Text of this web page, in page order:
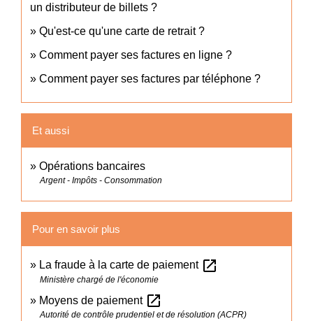
un distributeur de billets ?
Qu'est-ce qu'une carte de retrait ?
Comment payer ses factures en ligne ?
Comment payer ses factures par téléphone ?
Et aussi
Opérations bancaires
Argent - Impôts - Consommation
Pour en savoir plus
La fraude à la carte de paiement open_in_new
Ministère chargé de l'économie
Moyens de paiement open_in_new
Autorité de contrôle prudentiel et de résolution (ACPR)